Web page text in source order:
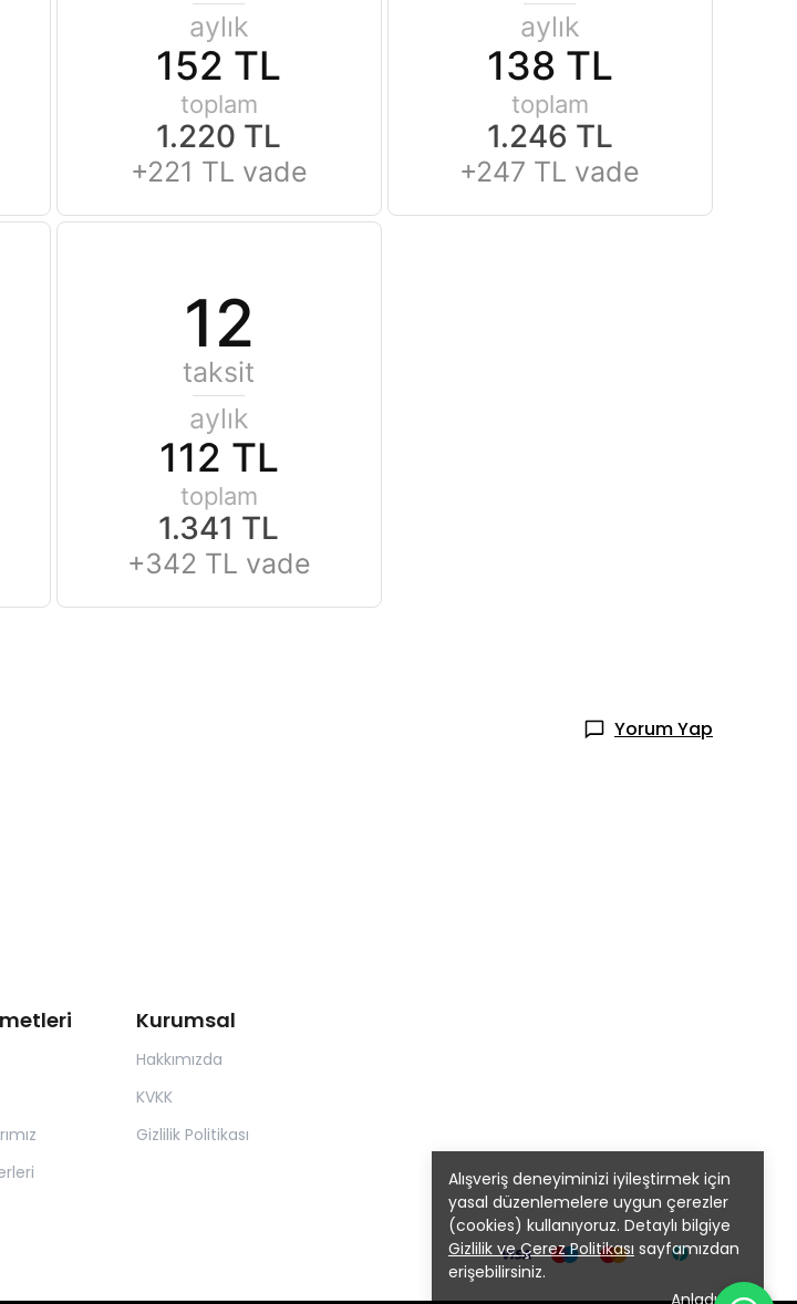
Alışveriş deneyiminizi iyileştirmek için
yasal düzenlemelere uygun çerezler
(cookies) kullanıyoruz. Detaylı bilgiye
Gizlilik ve Çerez Politikası sayfamızdan
erişebilirsiniz.
Anladım
aylık
152 TL
toplam
1.220 TL
+221 TL vade
aylık
138 TL
toplam
1.246 TL
+247 TL vade
12
taksit
aylık
112 TL
toplam
1.341 TL
+342 TL vade
Yorum Yap
Kurumsal
Hakkımızda
KVKK
Gizlilik Politikası